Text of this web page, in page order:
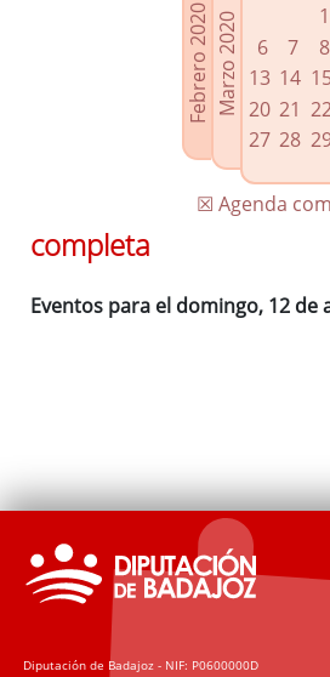
Enlaces
Agenda de Presidencia
Plenos provinciales y Juntas de
Oficina de Proyectos Europeos
Febrero 2020Marzo 2020
1
6
7 8
13 14
20 21
27 28
☒ Agenda
completa
Eventos para el domingo, 12 de
Diputación de Badajoz - NIF: P0600000D